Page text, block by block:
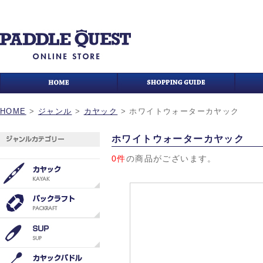
HOME > ジャンル > カヤック >ホワイトウォーターカヤック
ホワイトウォーターカヤック
0件の商品がございます。